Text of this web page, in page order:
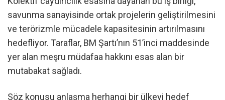
savunma sanayisinde ortak projelerin geliştirilmesini
ve terörizmle mücadele kapasitesinin artırılmasını
hedefliyor. Taraflar, BM Şartı’nın 51’inci maddesinde
yer alan meşru müdafaa hakkını esas alan bir
mutabakat sağladı.
Söz konusu anlaşma herhangi bir ülkeyi hedef